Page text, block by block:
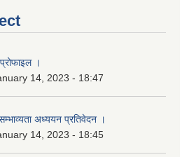
।
14, 2023 - 18:47
अध्ययन प्रतिवेदन ।
14, 2023 - 18:45